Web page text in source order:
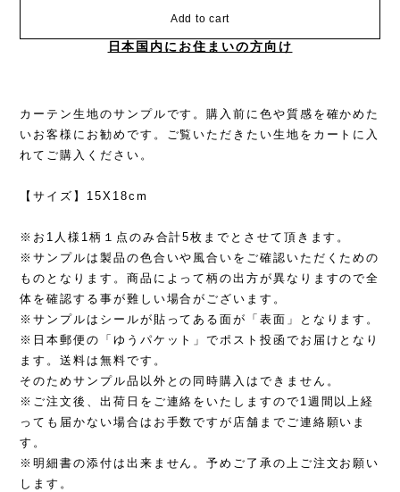
Add to cart
日本国内にお住まいの方向け
カーテン生地のサンプルです。購入前に色や質感を確かめた
いお客様にお勧めです。ご覧いただきたい生地をカートに入
れてご購入ください。
【サイズ】15X18cm
※お1人様1柄１点のみ合計5枚までとさせて頂きます。
※サンプルは製品の色合いや風合いをご確認いただくための
ものとなります。商品によって柄の出方が異なりますので全
体を確認する事が難しい場合がございます。
※サンプルはシールが貼ってある面が「表面」となります。
※日本郵便の「ゆうパケット」でポスト投函でお届けとなり
ます。送料は無料です。
そのためサンプル品以外との同時購入はできません。
※ご注文後、出荷日をご連絡をいたしますので1週間以上経
っても届かない場合はお手数ですが店舗までご連絡願いま
す。
※明細書の添付は出来ません。予めご了承の上ご注文お願い
します。